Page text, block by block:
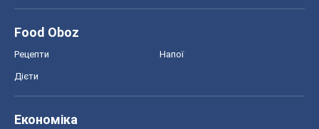
Food Oboz
Рецепти Напої
Дієти
Економіка